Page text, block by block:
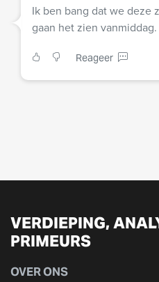
Ik ben bang dat we deze
gaan het zien vanmiddag.
Reageer
VERDIEPING,
PRIMEURS
OVER ONS